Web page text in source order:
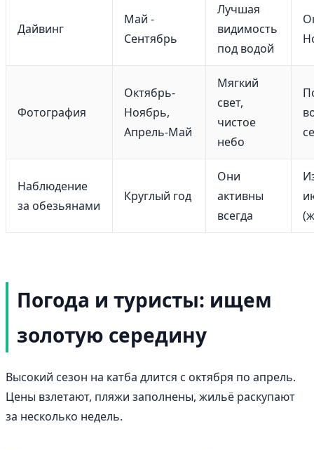
Дайвинг
Май -
Сентябрь
Лучшая
видимость
под водой
Фотография
Октябрь-
Ноябрь,
Апрель-Май
Мягкий
свет,
чистое
небо
Наблюдение
за обезьянами
Круглый год
Они
активны
всегда
Погода и туристы: ищем
золотую середину
Высокий сезон на катба длится с октября по апрель.
Цены взлетают, пляжи заполнены, жильё раскупают
за несколько недель.